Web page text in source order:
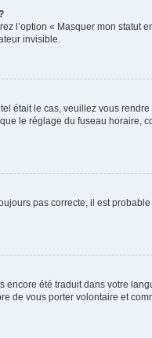
l’option « Masquer mon
invisible.
était le cas, veuillez vous
le réglage du fuseau horaire,
pas correcte, il est
été traduit dans votre
de vous porter volontaire et